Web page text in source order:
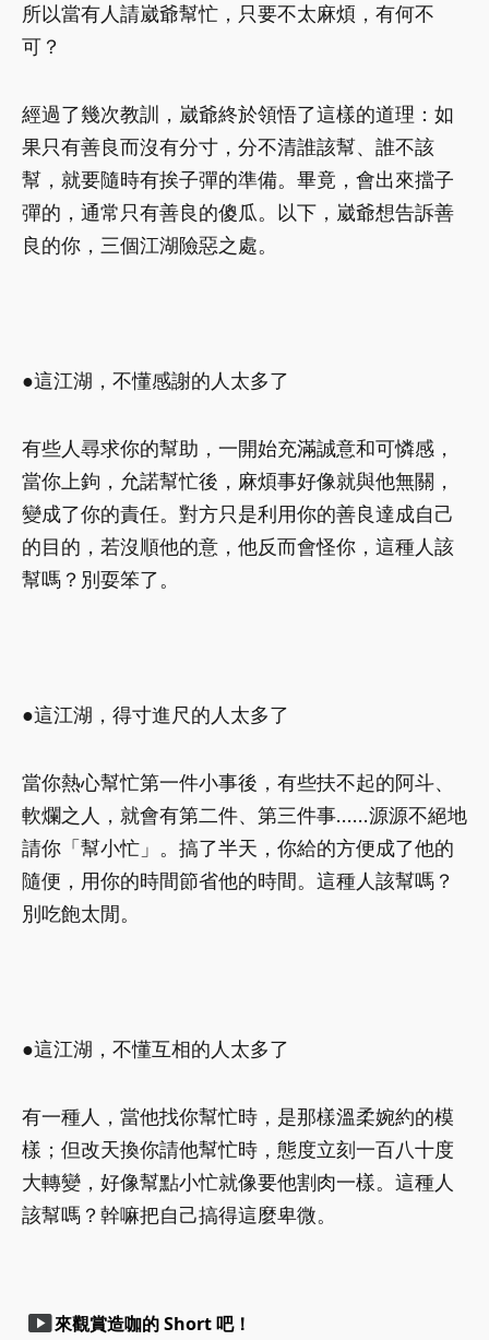
所以當有人請崴爺幫忙，只要不太麻煩，有何不
可？
經過了幾次教訓，崴爺終於領悟了這樣的道理：如
果只有善良而沒有分寸，分不清誰該幫、誰不該
幫，就要隨時有挨子彈的準備。畢竟，會出來擋子
彈的，通常只有善良的傻瓜。以下，崴爺想告訴善
良的你，三個江湖險惡之處。
●這江湖，不懂感謝的人太多了
有些人尋求你的幫助，一開始充滿誠意和可憐感，
當你上鉤，允諾幫忙後，麻煩事好像就與他無關，
變成了你的責任。對方只是利用你的善良達成自己
的目的，若沒順他的意，他反而會怪你，這種人該
幫嗎？別耍笨了。
●這江湖，得寸進尺的人太多了
當你熱心幫忙第一件小事後，有些扶不起的阿斗、
軟爛之人，就會有第二件、第三件事……源源不絕地
請你「幫小忙」。搞了半天，你給的方便成了他的
隨便，用你的時間節省他的時間。這種人該幫嗎？
別吃飽太閒。
●這江湖，不懂互相的人太多了
有一種人，當他找你幫忙時，是那樣溫柔婉約的模
樣；但改天換你請他幫忙時，態度立刻一百八十度
大轉變，好像幫點小忙就像要他割肉一樣。這種人
該幫嗎？幹嘛把自己搞得這麼卑微。
smart_display來觀賞造咖的 Short 吧！